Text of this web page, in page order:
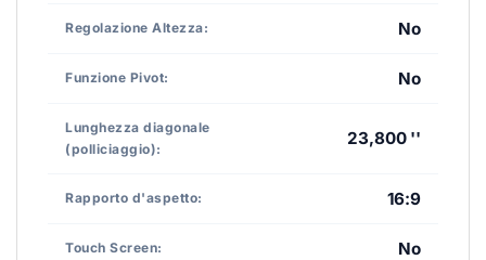
Regolazione Altezza: No
Funzione Pivot: No
Lunghezza diagonale
(polliciaggio):
23,800 ''
Rapporto d'aspetto: 16:9
Touch Screen: No